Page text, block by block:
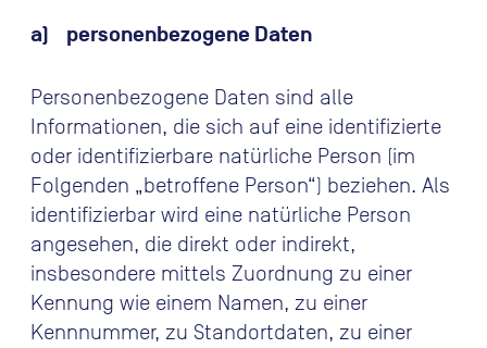
a) personenbezogene Daten
Personenbezogene Daten sind alle
Informationen, die sich auf eine identifizierte
oder identifizierbare natürliche Person (im
Folgenden „betroffene Person“) beziehen. Als
identifizierbar wird eine natürliche Person
angesehen, die direkt oder indirekt,
insbesondere mittels Zuordnung zu einer
Kennung wie einem Namen, zu einer
Kennnummer, zu Standortdaten, zu einer